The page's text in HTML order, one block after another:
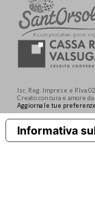
Isc. Reg. Imprese e P.Iva
Creato con cura e amore
Aggiorna le tue
Informativa